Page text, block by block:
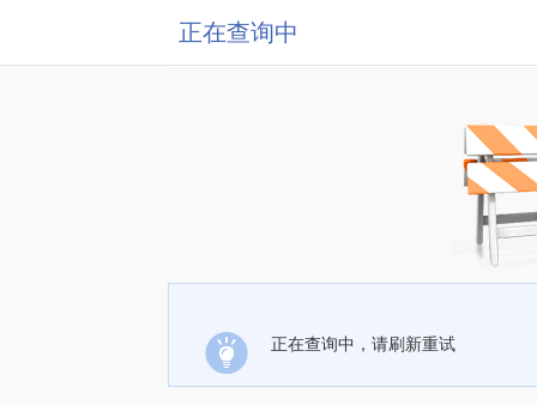
正在查询中
正在查询中，请刷新重试